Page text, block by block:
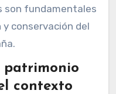
son fundamentales
conservación del
patrimonio
contexto